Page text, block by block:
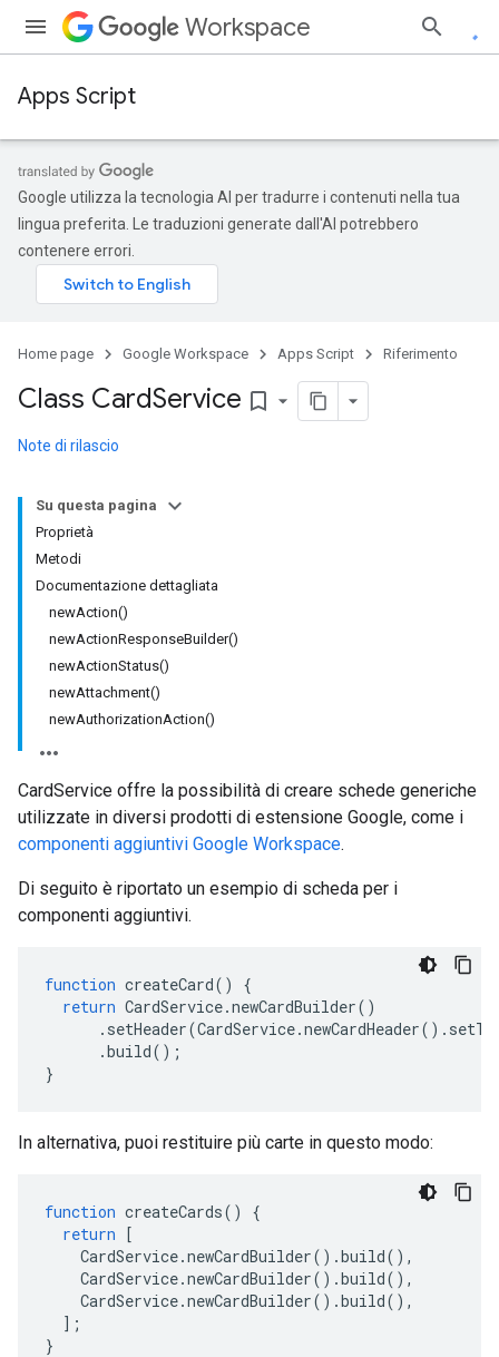
Workspace
Apps Script
Google utilizza la tecnologia AI per tradurre i contenuti nella tua
lingua preferita. Le traduzioni generate dall'AI potrebbero
contenere errori.
Home page Google Workspace Apps Script Riferimento
Class CardService bookmark_border
Note di rilascio
Su questa pagina
Proprietà
Metodi
Documentazione dettagliata
newAction()
newActionResponseBuilder()
newActionStatus()
newAttachment()
newAuthorizationAction()
CardService offre la possibilità di creare schede generiche
utilizzate in diversi prodotti di estensione Google, come i
componenti aggiuntivi Google Workspace.
Di seguito è riportato un esempio di scheda per i
componenti aggiuntivi.
function createCard()
{
return CardService.newCardBuilder()
. setHeader(CardService.newCardHeader().
.build();
}
In alternativa, puoi restituire più carte in questo modo:
function createCards()
{
return [
CardService.newCardBuilder().build(),
CardService.newCardBuilder().build(),
CardService.newCardBuilder().build(),
];
}